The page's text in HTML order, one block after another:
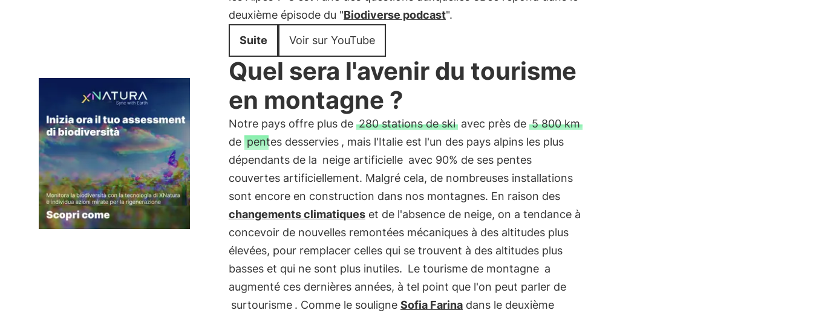
deuxième épisode du "Biodiverse podcast".
Suite
Voir sur YouTube
Quel sera l'avenir du tourisme
en montagne ?
Notre pays offre plus de 280 stations de skiavec près de 5 800 km
de pentes desservies , mais l'Italie est l'un des pays alpins les plus
dépendants de la neige artificielle avec 90% de ses pentes
couvertes artificiellement. Malgré cela, de nombreuses installations
sont encore en construction dans nos montagnes. En raison des
changements climatiqueset de l'absence de neige, on a tendance à
concevoir de nouvelles remontées mécaniques à des altitudes plus
élevées, pour remplacer celles qui se trouvent à des altitudes plus
basses et qui ne sont plus inutiles. Le tourisme de montagne a
augmenté ces dernières années, à tel point que l'on peut parler de
surtourisme . Comme le souligne Sofia Farinadans le deuxième